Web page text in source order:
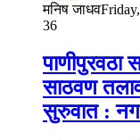
मनिष जाधव
36
पाणीपुरवठा
साठवण
सुरुवात :